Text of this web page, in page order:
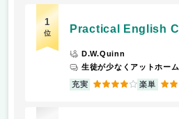
1
位 Practical English C
D.W.Quinn
充実 4 楽単 5